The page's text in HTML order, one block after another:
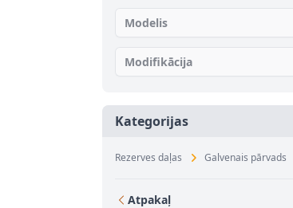
Modelis
Modifikācija
Kategorijas
Rezerves daļas Galvenais pārvads
Atpakaļ